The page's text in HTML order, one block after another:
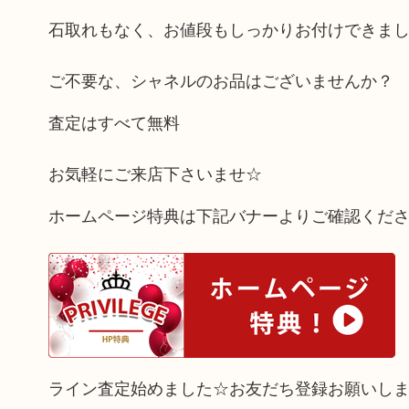
石取れもなく、お値段もしっかりお付けできま
ご不要な、シャネルのお品はございませんか？
査定はすべて無料
お気軽にご来店下さいませ☆
ホームページ特典は下記バナーよりご確認くださ
ライン査定始めました☆お友だち登録お願いし